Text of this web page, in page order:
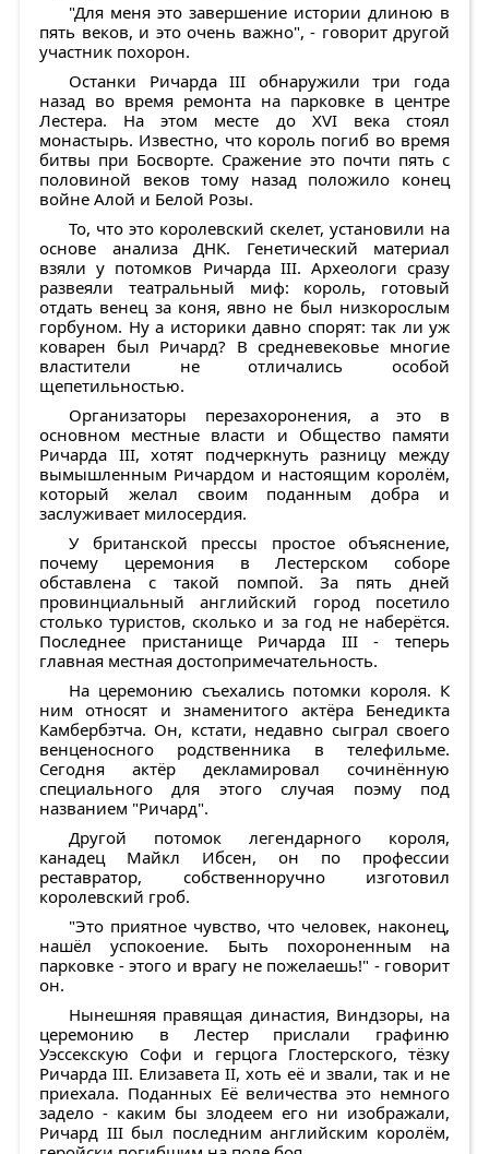
"Для меня это завершение истории длиною в
пять веков, и это очень важно", - говорит другой
участник похорон.
Останки Ричарда III обнаружили три года
назад во время ремонта на парковке в центре
Лестера. На этом месте до XVI века стоял
монастырь. Известно, что король погиб во время
битвы при Босворте. Сражение это почти пять с
половиной веков тому назад положило конец
войне Алой и Белой Розы.
То, что это королевский скелет, установили на
основе анализа ДНК. Генетический материал
взяли у потомков Ричарда III. Археологи сразу
развеяли театральный миф: король, готовый
отдать венец за коня, явно не был низкорослым
горбуном. Ну а историки давно спорят: так ли уж
коварен был Ричард? В средневековье многие
властители не отличались особой
щепетильностью.
Организаторы перезахоронения, а это в
основном местные власти и Общество памяти
Ричарда III, хотят подчеркнуть разницу между
вымышленным Ричардом и настоящим королём,
который желал своим поданным добра и
заслуживает милосердия.
У британской прессы простое объяснение,
почему церемония в Лестерском соборе
обставлена с такой помпой. За пять дней
провинциальный английский город посетило
столько туристов, сколько и за год не наберётся.
Последнее пристанище Ричарда III - теперь
главная местная достопримечательность.
На церемонию съехались потомки короля. К
ним относят и знаменитого актёра Бенедикта
Камбербэтча. Он, кстати, недавно сыграл своего
венценосного родственника в телефильме.
Сегодня актёр декламировал сочинённую
специального для этого случая поэму под
названием "Ричард".
Другой потомок легендарного короля,
канадец Майкл Ибсен, он по профессии
реставратор, собственноручно изготовил
королевский гроб.
"Это приятное чувство, что человек, наконец,
нашёл успокоение. Быть похороненным на
парковке - этого и врагу не пожелаешь!" - говорит
он.
Нынешняя правящая династия, Виндзоры, на
церемонию в Лестер прислали графиню
Уэссекскую Софи и герцога Глостерского, тёзку
Ричарда III. Елизавета II, хоть её и звали, так и не
приехала. Поданных Её величества это немного
задело - каким бы злодеем его ни изображали,
Ричард III был последним английским королём,